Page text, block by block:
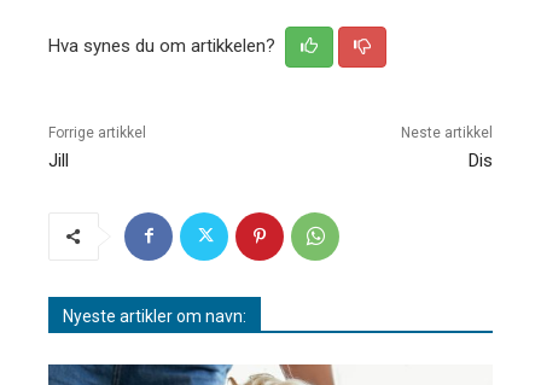
Hva synes du om artikkelen?
Forrige artikkel
Jill
Neste artikkel
Dis
Nyeste artikler om navn: